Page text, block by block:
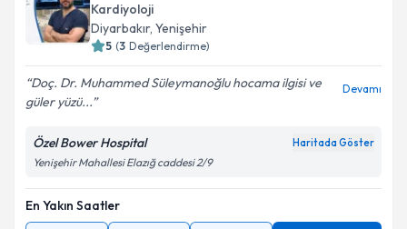
Kişisel verilerimin işlenmesine ilişkinAydınlatma
Metni
Kardiyoloji
Diyarbakır, Yenişehir
5 (3 Değerlendirme)
Doç. Dr. Muhammed Süleymanoğlu hocama ilgisi ve
güler yüzü...
Devamı
Özel Bower Hospital Haritada Göster
Yenişehir Mahallesi Elazığ caddesi 2/9
En Yakın Saatler